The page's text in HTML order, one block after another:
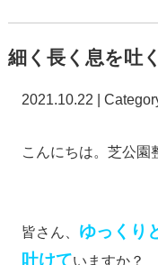
細く長く息を吐
2021.10.22 |
こんにちは。芝公園
皆さん、 ゆっくり
吐けていますか？